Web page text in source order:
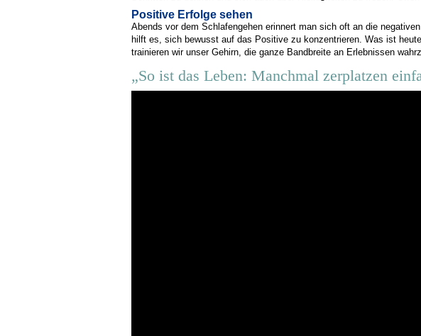
Positive Erfolge sehen
Abends vor dem Schlafengehen erinnert man sich oft an die
hilft es, sich bewusst auf das Positive zu konzentrieren. Was ist
trainieren wir unser Gehirn, die ganze Bandbreite an Erlebnissen
„So ist das Leben: Manchmal zerplatzen